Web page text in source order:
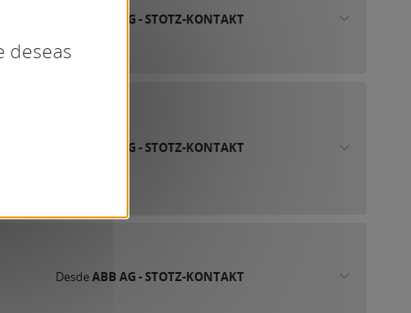
ABB AG - STOTZ-KONTAKT
ABB AG - STOTZ-KONTAKT
DesdeABB AG - STOTZ-KONTAKT
deseas